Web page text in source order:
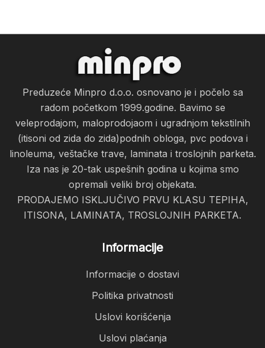
Preduzeće Minpro d.o.o. osnovano je i počelo sa
radom početkom 1999.godine. Bavimo se
veleprodajom, maloprodojaom i ugradnjom tekstilnih
(itisoni od zida do zida)podnih obloga, pvc podova i
linoleuma, veštačke trave, laminata i troslojnih parketa.
Iza nas je 20-tak uspešnih godina u kojima smo
opremali veliki broj objekata.
PRODAJEMO ISKLJUČIVO PRVU KLASU TEPIHA,
ITISONA, LAMINATA, TROSLOJNIH PARKETA.
Informacije
Informacije o dostavi
Politika privatnosti
Uslovi korišćenja
Uslovi plaćanja